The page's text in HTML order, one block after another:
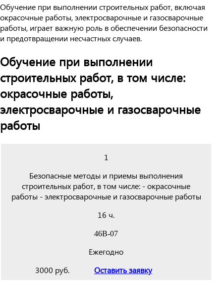
Обучение при выполнении строительных работ, включая
окрасочные работы, электросварочные и газосварочные
работы, играет важную роль в обеспечении безопасности
и предотвращении несчастных случаев.
Обучение при выполнении
строительных работ, в том числе:
окрасочные работы,
электросварочные и газосварочные
работы
1
Безопасные методы и приемы выполнения
строительных работ, в том числе: - окрасочные
работы - электросварочные и газосварочные работы
16 ч.
46В-07
Ежегодно
3000 руб.
Оставить заявку